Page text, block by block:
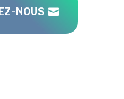
NOUS